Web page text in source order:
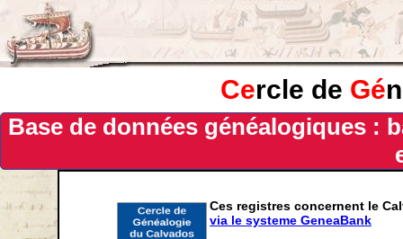
Cercle de Gé
Base de données généalogiques :
Ces registres concernent le
via le systeme GeneaBank